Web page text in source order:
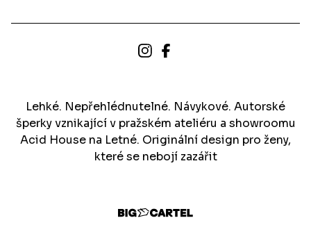
Lehké. Nepřehlédnutelné. Návykové. Autorské
šperky vznikající v pražském ateliéru a showroomu
Acid House na Letné. Originální design pro ženy,
které se nebojí zazářit